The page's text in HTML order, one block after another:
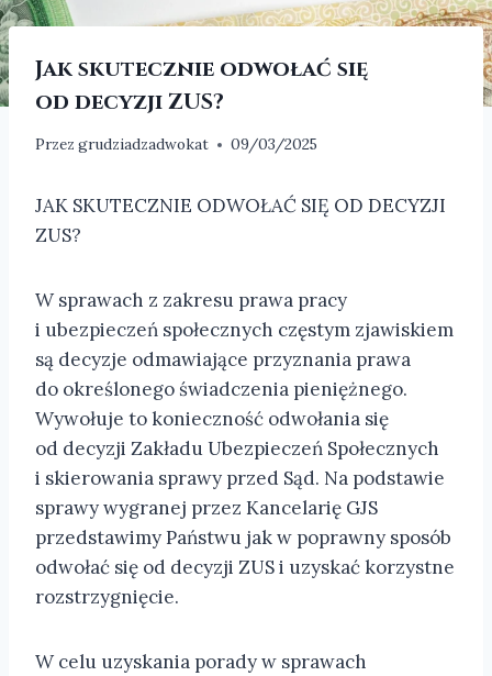
Jak skutecznie odwołać się
od decyzji ZUS?
Przez grudziadzadwokat 09/03/2025
JAK SKUTECZNIE ODWOŁAĆ SIĘ OD DECYZJI
ZUS?
W sprawach z zakresu prawa pracy
i ubezpieczeń społecznych częstym zjawiskiem
są decyzje odmawiające przyznania prawa
do określonego świadczenia pieniężnego.
Wywołuje to konieczność odwołania się
od decyzji Zakładu Ubezpieczeń Społecznych
i skierowania sprawy przed Sąd. Na podstawie
sprawy wygranej przez Kancelarię GJS
przedstawimy Państwu jak w poprawny sposób
odwołać się od decyzji ZUS i uzyskać korzystne
rozstrzygnięcie.
W celu uzyskania porady w sprawach